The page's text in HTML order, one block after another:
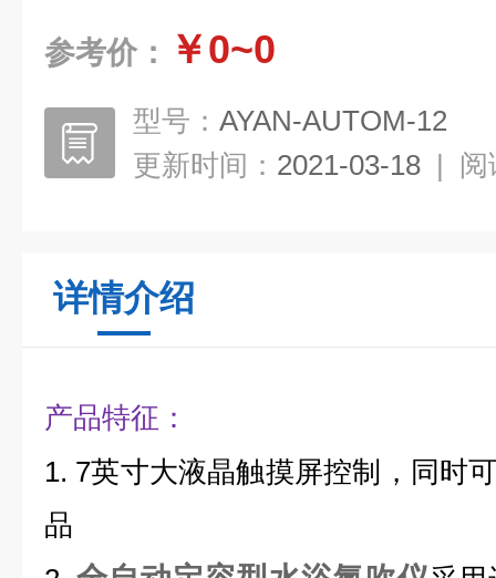
参考价： ￥0~0
型号： AYAN-AUTOM-12
更新时间： 2021-03-18 | 阅
详情介绍
产品特征：
1. 7英寸大液晶触摸屏控制，同时
品